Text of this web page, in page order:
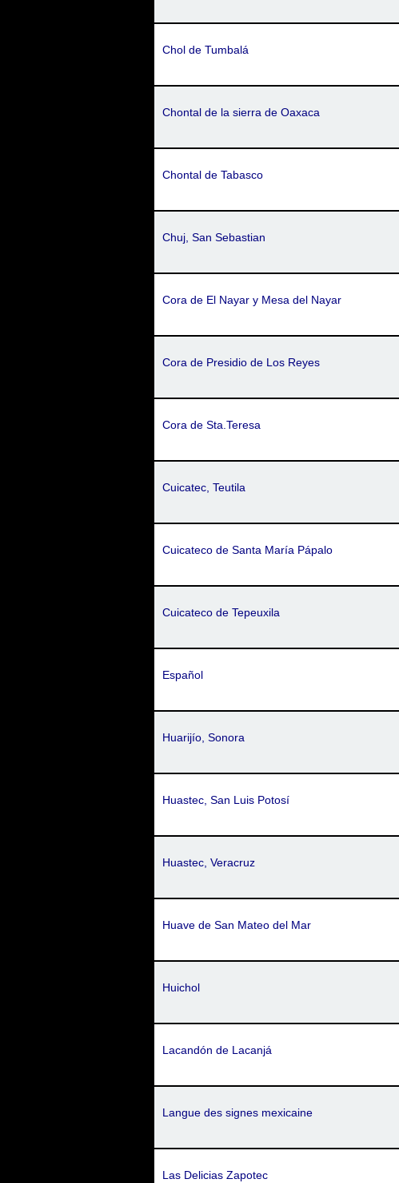
Chol de Tumbalá
Chontal de la sierra de Oaxaca
Chontal de Tabasco
Chuj, San Sebastian
Cora de El Nayar y Mesa del Nayar
Cora de Presidio de Los Reyes
Cora de Sta.Teresa
Cuicatec, Teutila
Cuicateco de Santa María Pápalo
Cuicateco de Tepeuxila
Español
Huarijío, Sonora
Huastec, San Luis Potosí
Huastec, Veracruz
Huave de San Mateo del Mar
Huichol
Lacandón de Lacanjá
Langue des signes mexicaine
Las Delicias Zapotec